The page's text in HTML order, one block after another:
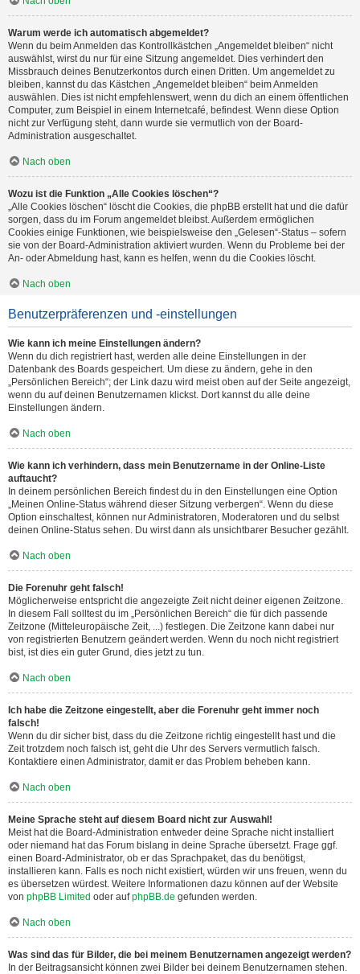
Warum werde ich automatisch abgemeldet?
Wenn du beim Anmelden das Kontrollkästchen „Angemeldet bleiben“ nicht
auswählst, wirst du nur für eine Sitzung angemeldet. Dies verhindert den
Missbrauch deines Benutzerkontos durch einen Dritten. Um angemeldet zu
bleiben, kannst du das Kästchen „Angemeldet bleiben“ beim Anmelden
auswählen. Dies ist nicht empfehlenswert, wenn du dich an einem öffentlichen
Computer, zum Beispiel in einem Internetcafé, befindest. Wenn diese Option
nicht zur Verfügung steht, dann wurde sie vermutlich von der Board-
Administration ausgeschaltet.
Nach oben
Wozu ist die Funktion „Alle Cookies löschen“?
„Alle Cookies löschen“ löscht die Cookies, die phpBB erstellt hat und die dafür
sorgen, dass du im Forum angemeldet bleibst. Außerdem ermöglichen
Cookies einige Funktionen, wie beispielsweise den „Gelesen“-Status – sofern
sie von der Board-Administration aktiviert wurden. Wenn du Probleme bei der
An- oder Abmeldung hast, kann es helfen, wenn du die Cookies löscht.
Nach oben
Benutzerpräferenzen und -einstellungen
Wie kann ich meine Einstellungen ändern?
Wenn du dich registriert hast, werden alle deine Einstellungen in der
Datenbank des Boards gespeichert. Um diese zu ändern, gehe in den
„Persönlichen Bereich“; der Link dazu wird meist oben auf der Seite angezeigt,
wenn du auf deinen Benutzernamen klickst. Dort kannst du alle deine
Einstellungen ändern.
Nach oben
Wie kann ich verhindern, dass mein Benutzername in der Online-Liste
auftaucht?
In deinem persönlichen Bereich findest du in den Einstellungen eine Option
„Meinen Online-Status während dieser Sitzung verbergen“. Wenn du diese
Option einschaltest, können nur Administratoren, Moderatoren und du selbst
deinen Online-Status sehen. Du wirst dann als unsichtbarer Besucher gezählt.
Nach oben
Die Forenuhr geht falsch!
Möglicherweise entspricht die angezeigte Zeit nicht deiner eigenen Zeitzone.
In diesem Fall solltest du im „Persönlichen Bereich“ die für dich passende
Zeitzone (Mitteleuropäische Zeit, ...) festlegen. Die Zeitzone kann dabei nur
von registrierten Benutzern geändert werden. Wenn du noch nicht registriert
bist, ist dies ein guter Grund, dies jetzt zu tun.
Nach oben
Ich habe die Zeitzone eingestellt, aber die Forenuhr geht immer noch
falsch!
Wenn du dir sicher bist, dass du die Zeitzone richtig eingestellt hast und die
Zeit trotzdem noch falsch ist, geht die Uhr des Servers vermutlich falsch.
Kontaktiere einen Administrator, damit er das Problem beheben kann.
Nach oben
Meine Sprache steht auf diesem Board nicht zur Auswahl!
Meist hat die Board-Administration entweder deine Sprache nicht installiert
oder niemand hat das Forum bislang in deine Sprache übersetzt. Frage ggf.
einen Board-Administrator, ob er das Sprachpaket, das du benötigst,
installieren kann. Falls es noch nicht existiert, würden wir uns freuen, wenn du
es übersetzen würdest. Weitere Informationen dazu können auf der Website
von phpBB Limited oder aufphpBB.de gefunden werden.
Nach oben
Was sind das für Bilder, die bei meinem Benutzernamen angezeigt werden?
In der Beitragsansicht können zwei Bilder bei deinem Benutzernamen stehen.